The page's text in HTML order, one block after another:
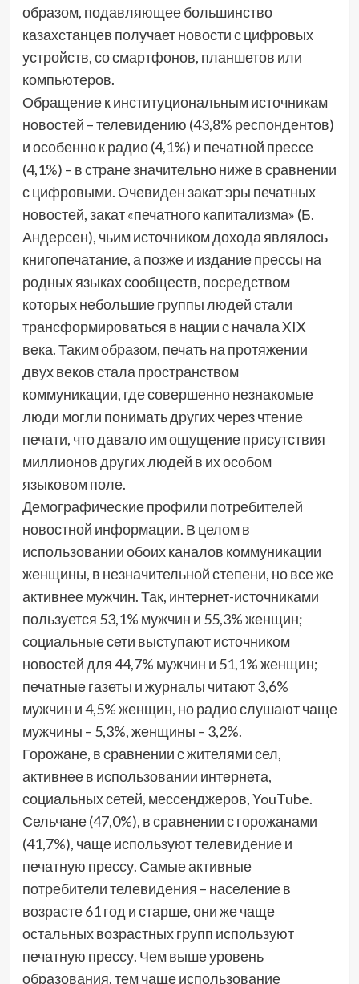
образом, подавляющее большинство
казахстанцев получает новости с цифровых
устройств, со смартфонов, планшетов или
компьютеров.
Обращение к институциональным источникам
новостей – телевидению (43,8% респондентов)
и особенно к радио (4,1%) и печатной прессе
(4,1%) – в стране значительно ниже в сравнении
с цифровыми. Очевиден закат эры печатных
новостей, закат «печатного капитализма» (Б.
Андерсен), чьим источником дохода являлось
книгопечатание, а позже и издание прессы на
родных языках сообществ, посредством
которых небольшие группы людей стали
трансформироваться в нации с начала XIX
века. Таким образом, печать на протяжении
двух веков стала пространством
коммуникации, где совершенно незнакомые
люди могли понимать других через чтение
печати, что давало им ощущение присутствия
миллионов других людей в их особом
языковом поле.
Демографические профили потребителей
новостной информации. В целом в
использовании обоих каналов коммуникации
женщины, в незначительной степени, но все же
активнее мужчин. Так, интернет-источниками
пользуется 53,1% мужчин и 55,3% женщин;
социальные сети выступают источником
новостей для 44,7% мужчин и 51,1% женщин;
печатные газеты и журналы читают 3,6%
мужчин и 4,5% женщин, но радио слушают чаще
мужчины – 5,3%, женщины – 3,2%.
Горожане, в сравнении с жителями сел,
активнее в использовании интернета,
социальных сетей, мессенджеров, YouTube.
Сельчане (47,0%), в сравнении с горожанами
(41,7%), чаще используют телевидение и
печатную прессу. Самые активные
потребители телевидения – население в
возрасте 61 год и старше, они же чаще
остальных возрастных групп используют
печатную прессу. Чем выше уровень
образования, тем чаще использование